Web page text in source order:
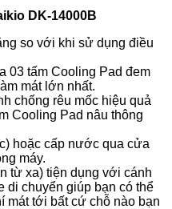
DK-14000B
so với khi sử dụng điều
03 tấm Cooling Pad đem
mát lớn nhất.
chống rêu mốc hiệu quả
Cooling Pad nâu thông
hoặc cấp nước qua cửa
máy.
từ xa) tiện dụng với cánh
di chuyển giúp bạn có thể
mát tới bất cứ chỗ nào bạn